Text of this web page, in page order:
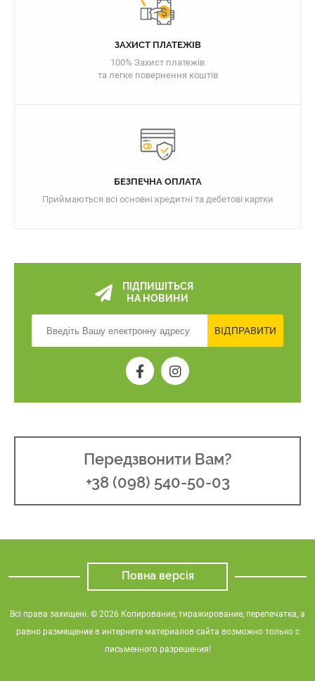
ЗАХИСТ ПЛАТЕЖІВ
100% Захист платежів
та легке повернення коштів
БЕЗПЕЧНА ОПЛАТА
Приймаються всі основні кредитні та дебетові картки
ПІДПИШІТЬСЯ
НА НОВИНИ
ВІДПРАВИТИ
Передзвонити Вам?
+38 (098) 540-50-03
Повна версія
Всі права захищені. © 2026 Копирование, тиражирование, перепечатка, а
равно размещение в интернете материалов сайта возможно только с
письменного разрешения!